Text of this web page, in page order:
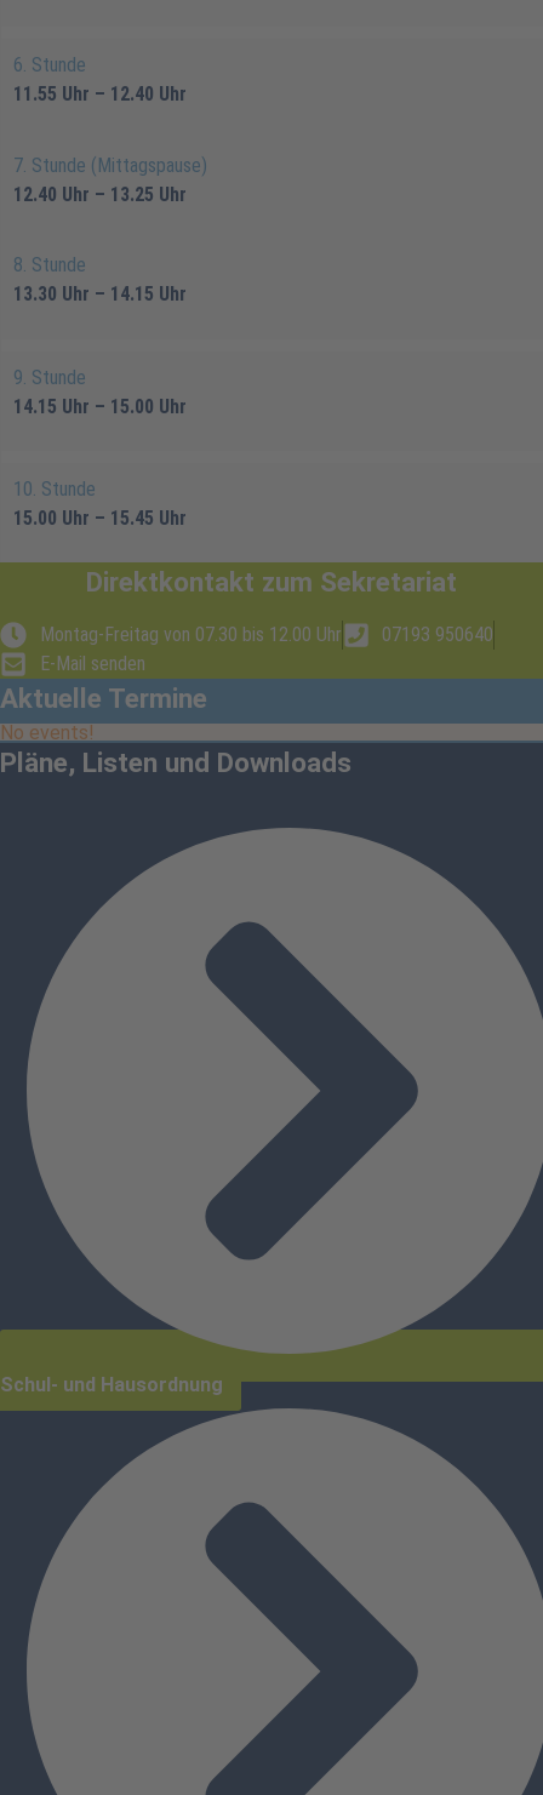
6. Stunde
11.55 Uhr – 12.40 Uhr
7. Stunde (Mittagspause)
12.40 Uhr – 13.25 Uhr
8. Stunde
13.30 Uhr – 14.15 Uhr
9. Stunde
14.15 Uhr – 15.00 Uhr
10. Stunde
15.00 Uhr – 15.45 Uhr
Direktkontakt zum Sekretariat
Montag-Freitag von 07.30 bis 12.00 Uhr
07193 950640
E-Mail senden
Aktuelle Termine
No events!
Pläne, Listen und Downloads
Schul- und Hausordnung